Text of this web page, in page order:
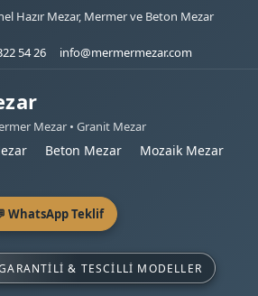
Hazır Mezar, Mermer ve Beton Mezar
54 26 info@mermermezar.com
Mezar • Granit Mezar
Beton Mezar
Mozaik Mezar
WhatsApp Teklif
& TESCILLI MODELLER